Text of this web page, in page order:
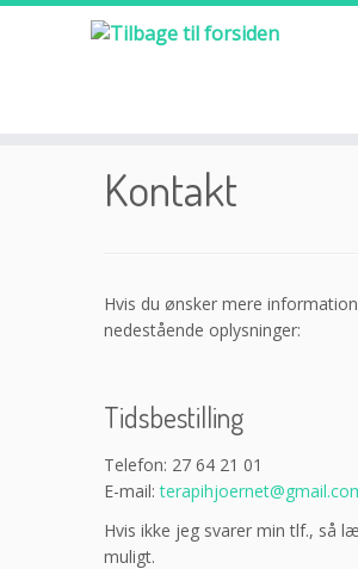
Kontakt
Hvis du ønsker mere
nedestående oplysninger:
Tidsbestilling
Telefon: 27 64 21 01
E-mail:
Hvis ikke jeg svarer min tlf., så
muligt.